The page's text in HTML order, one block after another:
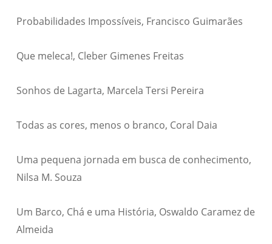
Probabilidades Impossíveis, Francisco Guimarães
Que meleca!, Cleber Gimenes Freitas
Sonhos de Lagarta, Marcela Tersi Pereira
Todas as cores, menos o branco, Coral Daia
Uma pequena jornada em busca de conhecimento,
Nilsa M. Souza
Um Barco, Chá e uma História, Oswaldo Caramez de
Almeida